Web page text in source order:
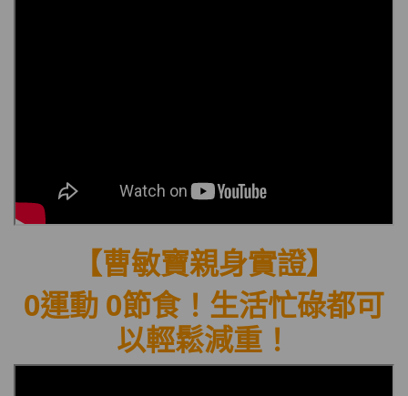
【曹敏寶親身實證】
0運動 0節食！生活忙碌都可
以輕鬆減重 ！